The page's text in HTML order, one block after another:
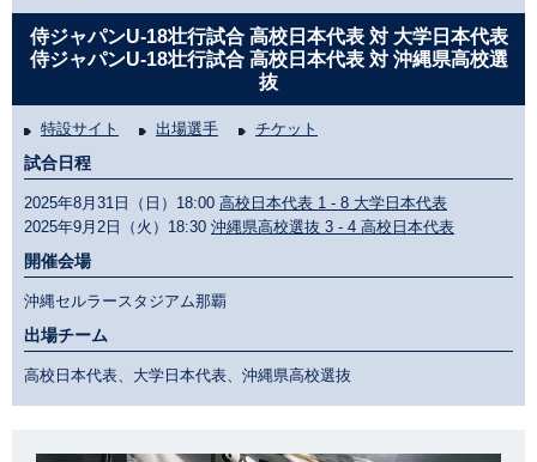
侍ジャパンU-18壮行試合 高校日本代表 対 大学日本代表
侍ジャパンU-18壮行試合 高校日本代表 対 沖縄県高校選
抜
特設サイト 出場選手 チケット
試合日程
2025年8月31日（日）18:00 高校日本代表 1 - 8 大学日本代表
2025年9月2日（火）18:30 沖縄県高校選抜 3 - 4 高校日本代表
開催会場
沖縄セルラースタジアム那覇
出場チーム
高校日本代表、大学日本代表、沖縄県高校選抜